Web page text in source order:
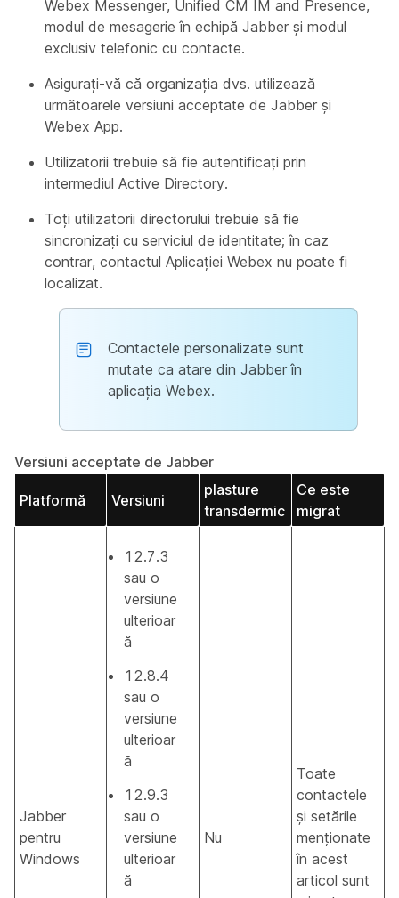
Webex Messenger, Unified CM IM and Presence,
modul de mesagerie în echipă Jabber și modul
exclusiv telefonic cu contacte.
Asigurați-vă că organizația dvs. utilizează
următoarele versiuni acceptate de Jabber și
Webex App.
Utilizatorii trebuie să fie autentificați prin
intermediul Active Directory.
Toți utilizatorii directorului trebuie să fie
sincronizați cu serviciul de identitate; în caz
contrar, contactul Aplicației Webex nu poate fi
localizat.
Contactele personalizate sunt
mutate ca atare din Jabber în
aplicația Webex.
Versiuni acceptate de Jabber
Platformă Versiuni
plasture
transdermic
Ce este
migrat
Jabber
pentru
Windows
12.7.3
sau o
versiune
ulterioar
ă
12.8.4
sau o
versiune
ulterioar
ă
12.9.3
sau o
versiune
ulterioar
ă
Nu
Toate
contactele
și setările
menționate
în acest
articol sunt